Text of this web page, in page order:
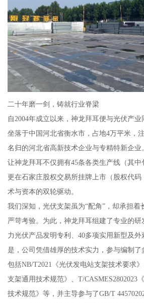
二十年磨一剑，铸就行业脊梁
自2004年成立以来，神龙拜耳便与光伏产
坐落于中国河北省衡水市，占地4万平米，
名归的河北省高新技术企业与专精特新企业
让神龙拜耳不仅拥有45条各类生产线（其中
更在石家庄股权交易所挂牌上市（股权代码
术与资本的双轮驱动。
我们深知，光伏支架虽为“配角”，却承担着
严苛考验。为此，神龙拜耳组建了专业的
力光伏产品发明专利、40多项实用新型及
是，公司凭借雄厚的技术实力，参与编制了
包括NB/T2021《光伏发电站支架技术要求
支架通用技术规范》、T/CASMES2802023
技术规范》等，并主导参与了GB/T